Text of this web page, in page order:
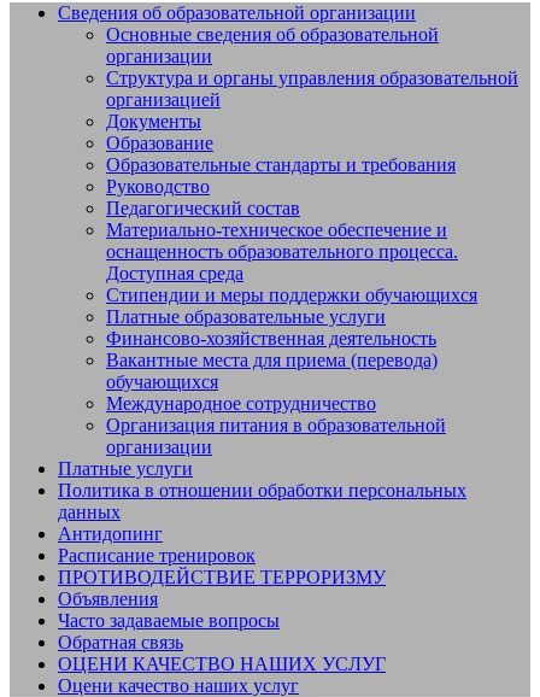
Добро пожаловать на сайт МБУДО
СШОР №14 "Жигули" г.о. Тольятти
Сведения об образовательной организации
Основные сведения об образовательной
организации
Структура и органы управления образовательной
организацией
Документы
Образование
Образовательные стандарты и требования
Руководство
Педагогический состав
Материально-техническое обеспечение и
оснащенность образовательного процесса.
Доступная среда
Стипендии и меры поддержки обучающихся
Платные образовательные услуги
Финансово-хозяйственная деятельность
Вакантные места для приема (перевода)
обучающихся
Международное сотрудничество
Организация питания в образовательной
организации
Платные услуги
Политика в отношении обработки персональных
данных
Антидопинг
Расписание тренировок
ПРОТИВОДЕЙСТВИЕ ТЕРРОРИЗМУ
Объявления
Часто задаваемые вопросы
Обратная связь
ОЦЕНИ КАЧЕСТВО НАШИХ УСЛУГ
Оцени качество наших услуг